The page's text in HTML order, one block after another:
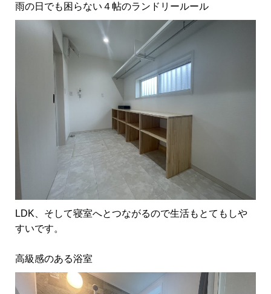
雨の日でも困らない４帖のランドリールール
LDK、そして寝室へとつながるので生活もとてもしや
すいです。
高級感のある浴室